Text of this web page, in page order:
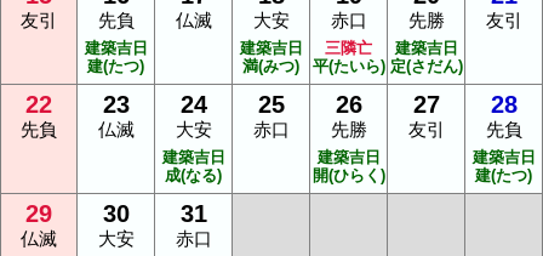
友引 先負
建築吉日
建(たつ)
仏滅 大安
建築吉日
満(みつ)
赤口
三隣亡
平(たいら)
先勝
建築吉日
定(さだん)
友引
22
先負
23
仏滅
24
大安
建築吉日
成(なる)
25
赤口
26
先勝
建築吉日
開(ひらく)
27
友引
28
先負
建築吉日
建(たつ)
29
仏滅
30
大安
31
赤口